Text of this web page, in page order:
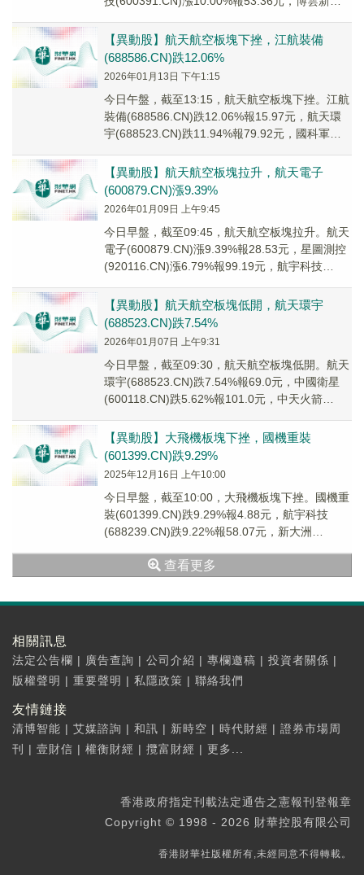
【異動股】航天航空板塊下挫，江航裝備
(688586.CN)跌12.06%
2026年01月13日 下午1:15
今日午盤，截至13:15，航天航空板塊下挫。江航
裝備(688586.CN)跌12.06%報15.97元，航天環
宇(688523.CN)跌11.94%報79.92元，國科軍工
【異動股】航天航空板塊拉升，航天電子
(600879.CN)漲9.39%
2026年01月09日 上午9:45
今日早盤，截至09:45，航天航空板塊拉升。航天
電子(600879.CN)漲9.39%報28.53元，星圖測控
(920116.CN)漲6.79%報99.19元，航宇科技
【異動股】航天航空板塊低開，航天環宇
(688523.CN)跌7.54%
2026年01月07日 上午9:31
今日早盤，截至09:30，航天航空板塊低開。航天
環宇(688523.CN)跌7.54%報69.0元，中國衛星
(600118.CN)跌5.62%報101.0元，中天火箭
【異動股】大飛機板塊下挫，國機重裝
(601399.CN)跌9.29%
2025年12月16日 上午10:00
今日早盤，截至10:00，大飛機板塊下挫。國機重
裝(601399.CN)跌9.29%報4.88元，航宇科技
(688239.CN)跌9.22%報58.07元，新大洲
查看更多
相關訊息
法定公告欄 | 廣告查詢 | 公司介紹 | 專欄邀稿 | 投資者關係 |
版權聲明 | 重要聲明 | 私隱政策 | 聯絡我們
友情鏈接
清博智能 | 艾媒諮詢 | 和訊 | 新時空 | 時代財經 | 證券市場周
刊
| 壹財信 | 權衡財經 | 攬富財經 | 更多...
香港政府指定刊載法定通告之憲報刊登報章
Copyright © 1998 - 2026 財華控股有限公司
香港財華社版權所有,未經同意不得轉載。